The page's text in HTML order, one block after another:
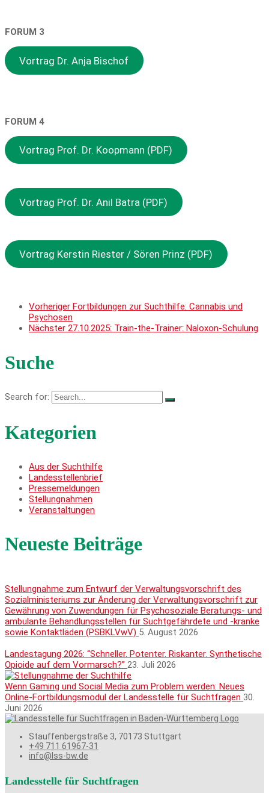
FORUM 3
Vortrag Dr. Anja Bischof
FORUM 4
Vortrag Prof. Dr. Koopmann (PDF)
Vortrag Prof. Dr. Anil Batra (PDF)
Vortrag Kerstin Riester / Sören Prinz (PDF)
Vorheriger Fortbildungen zur Suchthilfe: Cannabis und
Psychosen
Nächster 27.10.2025: Train-the-Trainer: Naloxon-Schulung
Suche
Search for:
Kategorien
Aus der Suchthilfe
Landesstellenbrief
Pressemeldungen
Stellungnahmen
Veranstaltungen
Neueste Beiträge
Stellungnahme zum Entwurf der Verwaltungsvorschrift des
Sozialministeriums zur Änderung der Verwaltungsvorschrift zur
Gewährung von Zuwendungen für Psychosoziale Beratungs- und
ambulante Behandlungsstellen für Suchtgefährdete und -kranke
sowie Kontaktläden (PSBKLVwV) 5. August 2026
Landestagung 2026: “Schneller. Potenter. Riskanter. Synthetische
Opioide auf dem Vormarsch?” 23. Juli 2026
Wenn Gaming und Social Media zum Problem werden: Neues
Online-Fortbildungsmodul der Landesstelle für Suchtfragen 30.
Juni 2026
Stauffenbergstraße 3, 70173 Stuttgart
+49 711 61967-31
info@lss-bw.de
Landesstelle für Suchtfragen